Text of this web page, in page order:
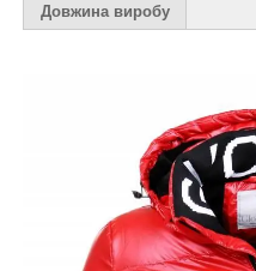
Довжина виробу